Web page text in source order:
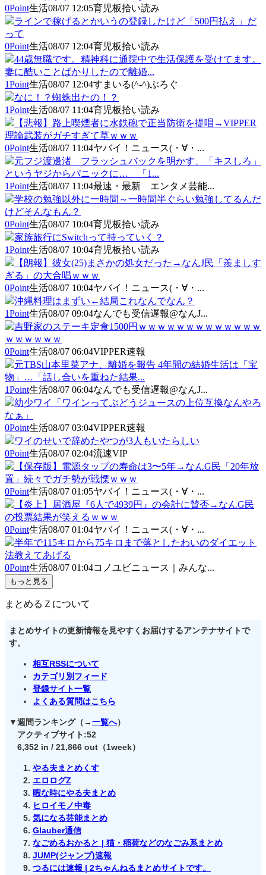
0Point生活08/07 12:05育児板拾い読み
ラインで稼げるとかいうの登録したけど「500円払え」だ
って
0Point生活08/07 12:04育児板拾い読み
44歳無職です。精神科に通院中で生活保護を受けてます。
妻に酷いことばかりしたので離婚...
1Point生活08/07 12:04すまいる(^-^)ぶろぐ
なに！？蜘蛛出たの！？
1Point生活08/07 11:04育児板拾い読み
【悲報】路上喫煙者に水鉄砲で正当防衛を提唱→VIPPER
理論武装がガチすぎて草ｗｗｗ
0Point生活08/07 11:04ヤバイ！ニュース(・∀・...
元フジ渡邊渚 フラッシュバックを明かす、「キスしろ」
というヤジからパニックに… 「1...
1Point生活08/07 11:04最速・最新 エンタメ芸能...
学校の勉強以外に一時間～一時間半ぐらい勉強してるんだ
けどそんなもん？
0Point生活08/07 10:04育児板拾い読み
家族旅行にSwitchって持っていく？
1Point生活08/07 10:04育児板拾い読み
【朗報】彼女(25)まさかの処女だった→なんJ民「羨ましす
ぎる」の大合唱ｗｗｗ
0Point生活08/07 10:04ヤバイ！ニュース(・∀・...
沖縄料理はまずい←結局これなんでなん？
1Point生活08/07 09:04なんでも受信遅報@なんJ...
吉野家のステーキ定食1500円ｗｗｗｗｗｗｗｗｗｗｗｗｗ
ｗｗｗｗｗｗ
0Point生活08/07 06:04VIPPER速報
元TBS山本里菜アナ、離婚を報告 4年間の結婚生活は「宝
物」…「話し合いを重ねた結果...
1Point生活08/07 06:04なんでも受信遅報@なんJ...
幼少ワイ「ワインってぶどうジュースの上位互換なんやろ
なぁ」
0Point生活08/07 03:04VIPPER速報
ワイのせいで辞めたやつが3人もいたらしい
0Point生活08/07 02:04流速VIP
【保存版】電源タップの寿命は3〜5年→なんG民「20年放
置」続々でガチ勢が戦慄ｗｗｗ
0Point生活08/07 01:05ヤバイ！ニュース(・∀・...
【炎上】居酒屋『6人で4939円』の会計に賛否→なんG民
の投票結果が笑えるｗｗｗ
0Point生活08/07 01:04ヤバイ！ニュース(・∀・...
半年で115キロから75キロまで落としたわいのダイエット
法教えてあげる
0Point生活08/07 01:04コノユビニュース｜みんな...
もっと見る
まとめるＺについて
まとめサイトの更新情報を見やすくお届けするアンテナサイトで
す。
相互RSSについて
カテゴリ別フィード
登録サイト一覧
よくある質問はこちら
▼週間ランキング（→一覧へ）
アクティブサイト:52
6,352 in / 21,866 out（1week）
やる夫まとめくす
エロログZ
暇な時にやる夫まとめ
ヒロイモノ中毒
気になる芸能まとめ
Glauber通信
なごめるおかると | 猫・稲荷などのなごみ系まとめ
JUMP(ジャンプ)速報
つるには速報 | 2ちゃんねるまとめサイトです。